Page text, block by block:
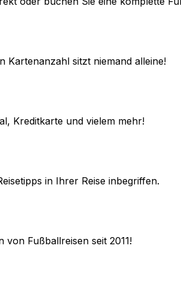
Kartenanzahl sitzt niemand alleine!
Kreditkarte und vielem mehr!
in Ihrer Reise inbegriffen.
von Fußballreisen seit 2011!